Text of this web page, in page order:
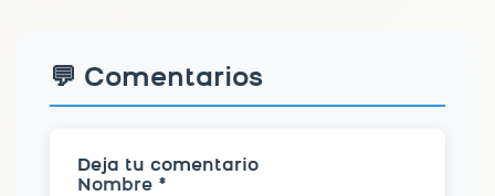
💬 Comentarios
Deja tu comentario
Nombre *